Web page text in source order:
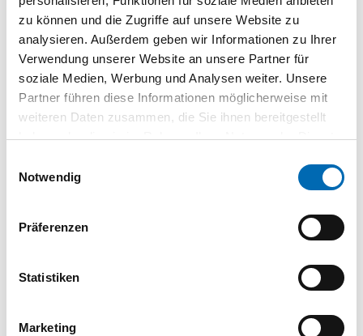
zu können und die Zugriffe auf unsere Website zu
analysieren. Außerdem geben wir Informationen zu Ihrer
Verwendung unserer Website an unsere Partner für
soziale Medien, Werbung und Analysen weiter. Unsere
Partner führen diese Informationen möglicherweise mit
weiteren Daten zusammen, die Sie ihnen bereitgestellt
haben oder die sie im Rahmen Ihrer Nutzung der Dienste
Notwendig
Präferenzen
Statistiken
Marketing
PDF
Sicherheitsinformation Akku
PDF
PDF